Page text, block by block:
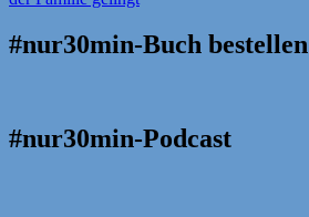
#nur30min-Buch bestellen
#nur30min-Podcast